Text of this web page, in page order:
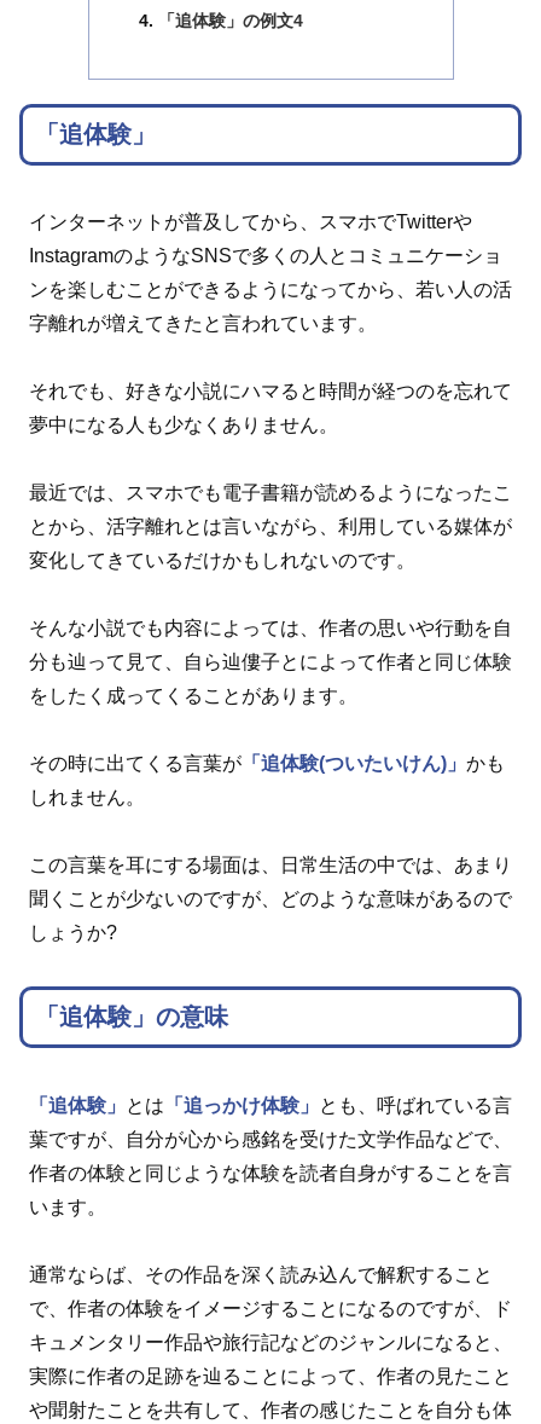
「追体験」の例文4
「追体験」
インターネットが普及してから、スマホでTwitterや
InstagramのようなSNSで多くの人とコミュニケーショ
ンを楽しむことができるようになってから、若い人の活
字離れが増えてきたと言われています。
それでも、好きな小説にハマると時間が経つのを忘れて
夢中になる人も少なくありません。
最近では、スマホでも電子書籍が読めるようになったこ
とから、活字離れとは言いながら、利用している媒体が
変化してきているだけかもしれないのです。
そんな小説でも内容によっては、作者の思いや行動を自
分も辿って見て、自ら辿僂子とによって作者と同じ体験
をしたく成ってくることがあります。
その時に出てくる言葉が 「追体験(ついたいけん)」 かも
しれません。
この言葉を耳にする場面は、日常生活の中では、あまり
聞くことが少ないのですが、どのような意味があるので
しょうか?
「追体験」の意味
「追体験」 とは 「追っかけ体験」
とも、呼ばれている言
葉ですが、自分が心から感銘を受けた文学作品などで、
作者の体験と同じような体験を読者自身がすることを言
います。
通常ならば、その作品を深く読み込んで解釈すること
で、作者の体験をイメージすることになるのですが、ド
キュメンタリー作品や旅行記などのジャンルになると、
実際に作者の足跡を辿ることによって、作者の見たこと
や聞射たことを共有して、作者の感じたことを自分も体